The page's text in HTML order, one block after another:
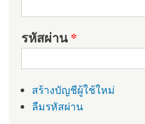
รหัสผ่าน*
สร้างบัญชีผู้ใช้ใหม่
ลืมรหัสผ่าน